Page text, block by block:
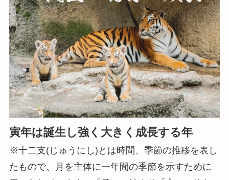
寅年は誕生し強く大きく成長する年
※十二支(じゅうにし)とは時間、季節の推移を表し
たもので、月を主体に一年間の季節を示すために